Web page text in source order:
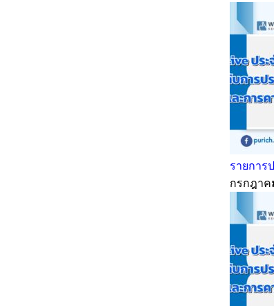
รายการ
กรกฎาค